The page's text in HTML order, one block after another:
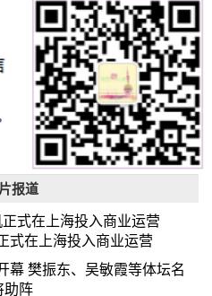
报道
式在上海投入商业运营